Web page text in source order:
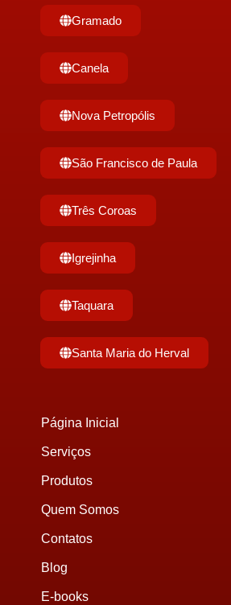
Gramado
Canela
Nova Petropólis
São Francisco de Paula
Três Coroas
Igrejinha
Taquara
Santa Maria do Herval
Página Inicial
Serviços
Produtos
Quem Somos
Contatos
Blog
E-books